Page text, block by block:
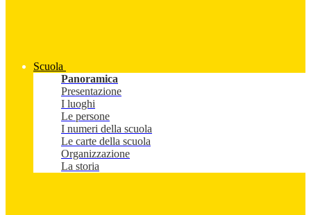
Scuola
Panoramica
Presentazione
I luoghi
Le persone
I numeri della scuola
Le carte della scuola
Organizzazione
La storia